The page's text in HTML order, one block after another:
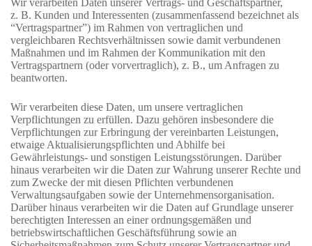
z. B. Kunden und Interessenten (zusammenfassend bezeichnet als
“Vertragspartner”) im Rahmen von vertraglichen und
vergleichbaren Rechtsverhältnissen sowie damit verbundenen
Maßnahmen und im Rahmen der Kommunikation mit den
Vertragspartnern (oder vorvertraglich), z. B., um Anfragen zu
beantworten.
Wir verarbeiten diese Daten, um unsere vertraglichen
Verpflichtungen zu erfüllen. Dazu gehören insbesondere die
Verpflichtungen zur Erbringung der vereinbarten Leistungen,
etwaige Aktualisierungspflichten und Abhilfe bei
Gewährleistungs- und sonstigen Leistungsstörungen. Darüber
hinaus verarbeiten wir die Daten zur Wahrung unserer Rechte und
zum Zwecke der mit diesen Pflichten verbundenen
Verwaltungsaufgaben sowie der Unternehmensorganisation.
Darüber hinaus verarbeiten wir die Daten auf Grundlage unserer
berechtigten Interessen an einer ordnungsgemäßen und
betriebswirtschaftlichen Geschäftsführung sowie an